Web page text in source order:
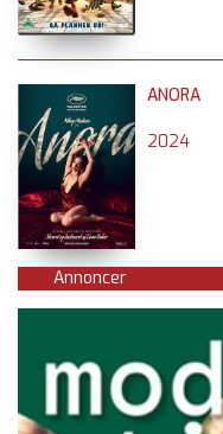
ANORA
2024
Annoncer